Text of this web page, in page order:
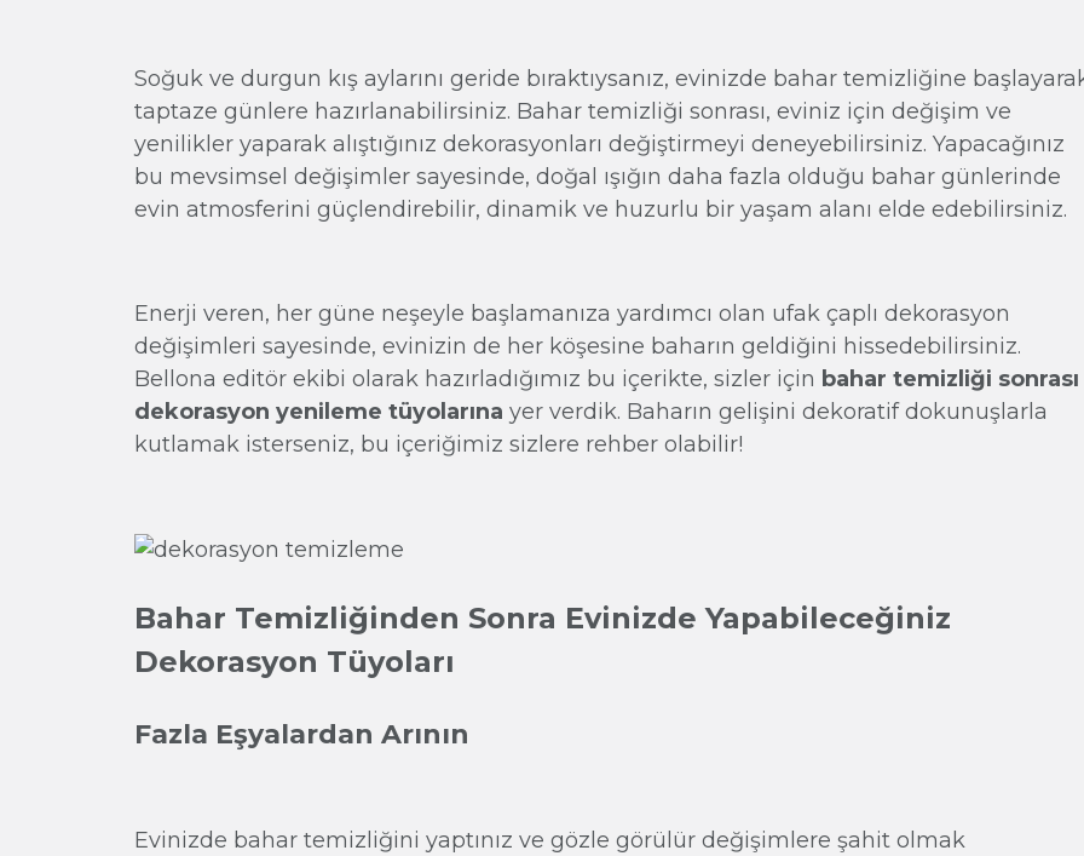
Soğuk ve durgun kış aylarını geride bıraktıysanız, evinizde bahar temizliğine
taptaze günlere hazırlanabilirsiniz. Bahar temizliği sonrası, eviniz için değişim ve
yenilikler yaparak alıştığınız dekorasyonları değiştirmeyi deneyebilirsiniz. Yapacağınız
bu mevsimsel değişimler sayesinde, doğal ışığın daha fazla olduğu bahar günlerinde
evin atmosferini güçlendirebilir, dinamik ve huzurlu bir yaşam alanı elde edebilirsiniz.
Enerji veren, her güne neşeyle başlamanıza yardımcı olan ufak çaplı dekorasyon
değişimleri sayesinde, evinizin de her köşesine baharın geldiğini hissedebilirsiniz.
Bellona editör ekibi olarak hazırladığımız bu içerikte, sizler için bahar temizliği sonrası
dekorasyon yenileme tüyolarına yer verdik. Baharın gelişini dekoratif dokunuşlarla
kutlamak isterseniz, bu içeriğimiz sizlere rehber olabilir!
Bahar Temizliğinden Sonra Evinizde Yapabileceğiniz
Dekorasyon Tüyoları
Fazla Eşyalardan Arının
Evinizde bahar temizliğini yaptınız ve gözle görülür değişimlere şahit olmak